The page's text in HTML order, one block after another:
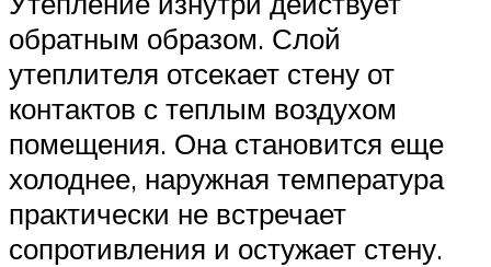
обратным образом. Слой
утеплителя отсекает стену от
контактов с теплым воздухом
помещения. Она становится еще
холоднее, наружная температура
практически не встречает
сопротивления и остужает стену.